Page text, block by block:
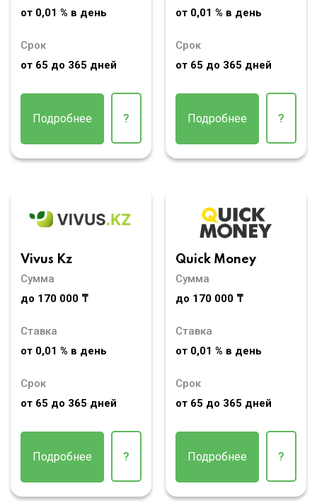
от 0,01 % в день
Срок
от 65 до 365 дней
Подробнее ?
от 0,01 % в день
Срок
от 65 до 365 дней
Подробнее ?
Vivus Kz
Сумма
до 170 000 ₸
Ставка
от 0,01 % в день
Срок
от 65 до 365 дней
Подробнее ?
Quick Money
Сумма
до 170 000 ₸
Ставка
от 0,01 % в день
Срок
от 65 до 365 дней
Подробнее ?